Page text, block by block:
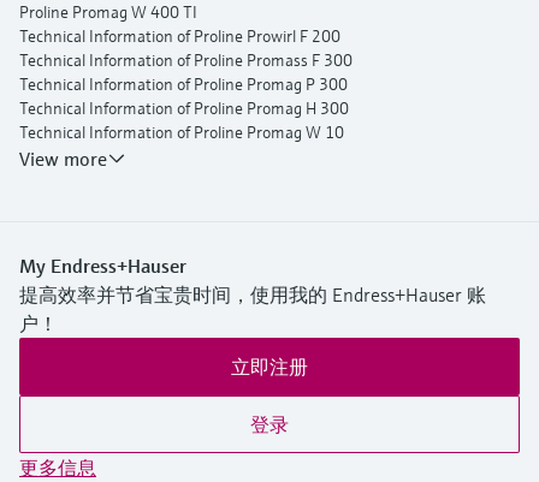
Proline Promag W 400 TI
Technical Information of Proline Prowirl F 200
Technical Information of Proline Promass F 300
Technical Information of Proline Promag P 300
Technical Information of Proline Promag H 300
Technical Information of Proline Promag W 10
Operating Instructions Picomag IO-Link
View more
My Endress+Hauser
提高效率并节省宝贵时间，使用我的 Endress+Hauser 账
户！
立即注册
登录
更多信息